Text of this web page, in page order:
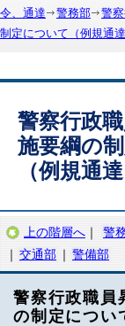
令、通達
警務部
警
制定について（例規通達
警察行政
施要綱の
（例規通達
上の階層へ ｜ 警
｜ 交通部 ｜ 警備部
警察行政職員
の制定につい